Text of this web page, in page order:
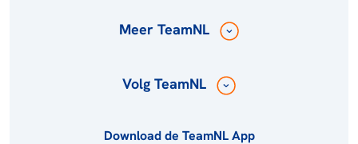
Meer TeamNL
Volg TeamNL
Download de TeamNL App